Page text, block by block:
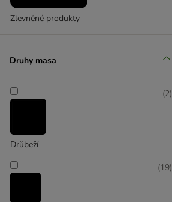
Zlevněné produkty
Druhy masa
Drůbeží
(2)
(19)